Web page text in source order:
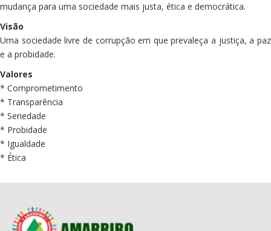
mudança para uma sociedade mais justa, ética e democrática.
Visão
Uma sociedade livre de corrupção em que prevaleça a justiça, a paz
e a probidade.
Valores
* Comprometimento
* Transparência
* Seriedade
* Probidade
* Igualdade
* Ética